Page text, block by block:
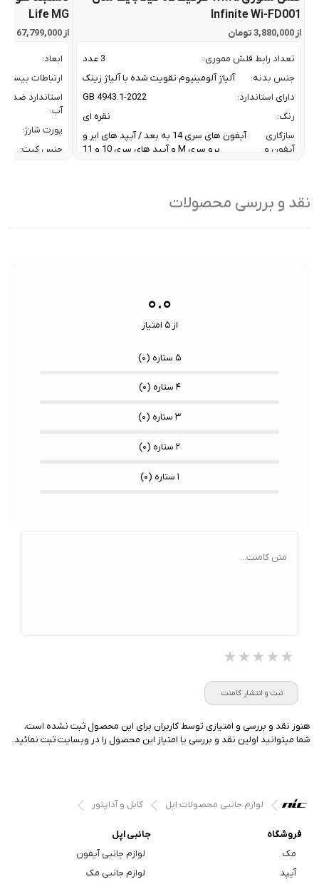
Infinite Wi-FD001
از 3,880,000 تومان
تعداد رابط فلش مموری:
3 عدد
جنس بدنه:
آلیاژ آلومینیوم تقویت شده با آلیاژ زینک
دارای استاندارد:
GB 4943.1-2022
رنگ:
نقره ای
سازگاری
آیفون و
آیفون های سری 14 به بعد / آیپد های ایر و
پرو سری M و آیپد های سری 10 و 11
ظرفیت:
Life MG
از 67,799,000 تومان
ابعاد:
ارتباطات بیسیم:
استاندارد ضد
آب:
پورت شارژ:
جنس کیت:
نقد و بررسی محصولات
۰.۰
از ۵ امتیاز
۵ ستاره ( ۰)
۴ ستاره ( ۰)
۳ ستاره ( ۰)
۲ ستاره ( ۰)
۱ ستاره ( ۰)
متن کامنت...
★★★★★
★★★★★
★★★★★
ثبت و انتشار کامنت
هنوز نقد و بررسی و امتیازی توسط کاربران برای این محصول ثبت نشده است،
شما میتوانید اولین نقد و بررسی یا امتیاز این محصول را در وبسایت ثبت نمائید.
لوازم جانبی محصولات اپل کابل و آداپتور
فروشگاه
مک
آیپد
جانبی اپل
لوازم جانبی آیفون
لوازم جانبی مک